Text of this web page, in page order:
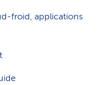
froid, applications